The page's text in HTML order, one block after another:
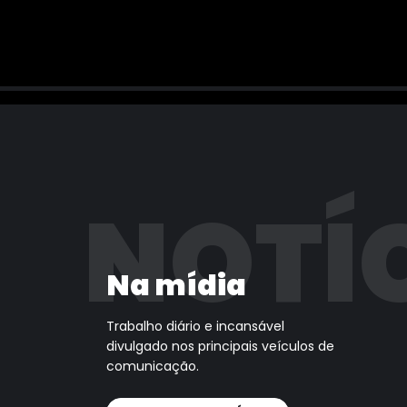
Na mídia
Trabalho diário e incansável
divulgado nos principais veículos de
comunicação.